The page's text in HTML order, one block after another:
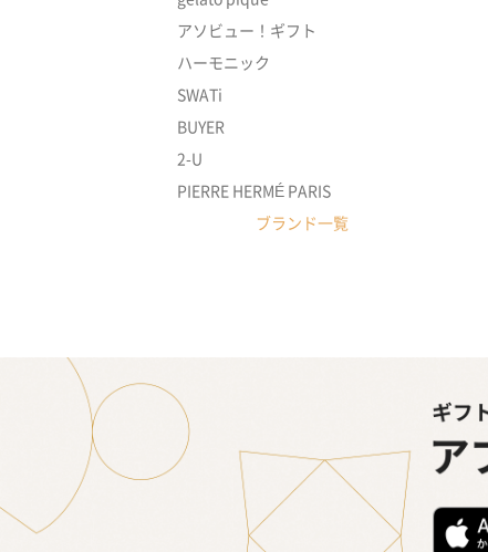
アソビュー！ギフト
ハーモニック
SWATi
BUYER
2-U
PIERRE HERMÉ PARIS
ブランド一覧